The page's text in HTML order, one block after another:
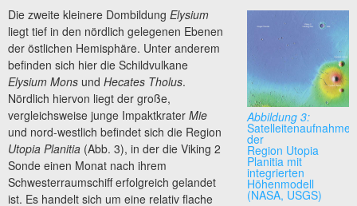
Abbildung 3:
Satelleitenaufnahme
der
Region Utopia
Planitia mit
integrierten
Höhenmodell
(NASA, USGS)
Die zweite kleinere Dombildung Elysium
liegt tief in den nördlich gelegenen Ebenen
der östlichen Hemisphäre. Unter anderem
befinden sich hier die Schildvulkane
Elysium Mons und Hecates Tholus.
Nördlich hiervon liegt der große,
vergleichsweise junge Impaktkrater Mie
und nord-westlich befindet sich die Region
Utopia Planitia (Abb. 3), in der die Viking 2
Sonde einen Monat nach ihrem
Schwesterraumschiff erfolgreich gelandet
ist. Es handelt sich um eine relativ flache